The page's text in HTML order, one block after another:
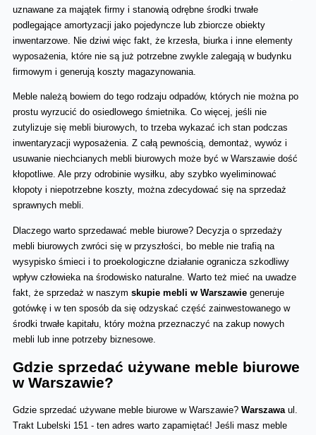
uznawane za majątek firmy i stanowią odrębne środki trwałe
podlegające amortyzacji jako pojedyncze lub zbiorcze obiekty
inwentarzowe. Nie dziwi więc fakt, że krzesła, biurka i inne elementy
wyposażenia, które nie są już potrzebne zwykle zalegają w budynku
firmowym i generują koszty magazynowania.
Meble należą bowiem do tego rodzaju odpadów, których nie można po
prostu wyrzucić do osiedlowego śmietnika. Co więcej, jeśli nie
zutylizuje się mebli biurowych, to trzeba wykazać ich stan podczas
inwentaryzacji wyposażenia. Z całą pewnością, demontaż, wywóz i
usuwanie niechcianych mebli biurowych może być w Warszawie dość
kłopotliwe. Ale przy odrobinie wysiłku, aby szybko wyeliminować
kłopoty i niepotrzebne koszty, można zdecydować się na sprzedaż
sprawnych mebli.
Dlaczego warto sprzedawać meble biurowe? Decyzja o sprzedaży
mebli biurowych zwróci się w przyszłości, bo meble nie trafią na
wysypisko śmieci i to proekologiczne działanie ogranicza szkodliwy
wpływ człowieka na środowisko naturalne. Warto też mieć na uwadze
fakt, że sprzedaż w naszym skupie mebli w Warszawie generuje
gotówkę i w ten sposób da się odzyskać część zainwestowanego w
środki trwałe kapitału, który można przeznaczyć na zakup nowych
mebli lub inne potrzeby biznesowe.
Gdzie sprzedać używane meble biurowe
w Warszawie?
Gdzie sprzedać używane meble biurowe w Warszawie? Warszawa ul.
Trakt Lubelski 151 - ten adres warto zapamiętać! Jeśli masz meble